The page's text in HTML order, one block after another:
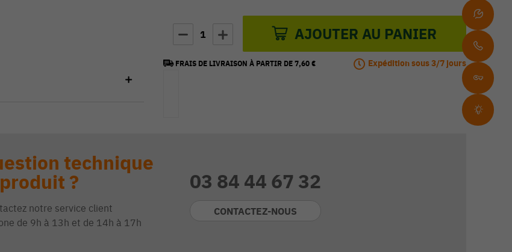
1 AJOUTER AU PANIER
FRAIS DE LIVRAISON À PARTIR DE 7,60 € Expédition sous 3/7 jours
technique
?
notre service client
de 9h à 13h et de 14h à 17h
03 84 44 67 32
CONTACTEZ-NOUS